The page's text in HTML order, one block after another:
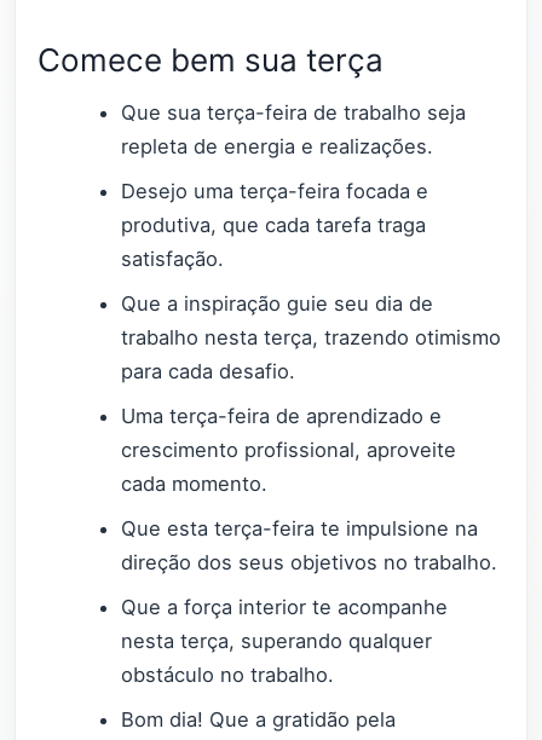
Comece bem sua terça
Que sua terça-feira de trabalho seja
repleta de energia e realizações.
Desejo uma terça-feira focada e
produtiva, que cada tarefa traga
satisfação.
Que a inspiração guie seu dia de
trabalho nesta terça, trazendo otimismo
para cada desafio.
Uma terça-feira de aprendizado e
crescimento profissional, aproveite
cada momento.
Que esta terça-feira te impulsione na
direção dos seus objetivos no trabalho.
Que a força interior te acompanhe
nesta terça, superando qualquer
obstáculo no trabalho.
Bom dia! Que a gratidão pela